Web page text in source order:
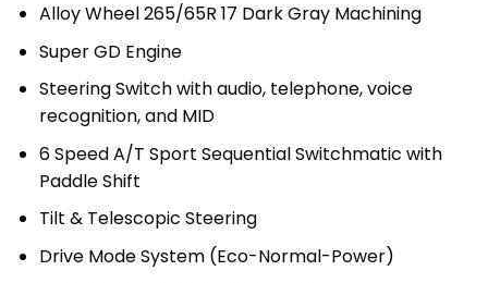
Alloy Wheel 265/65R 17 Dark Gray Machining
Super GD Engine
Steering Switch with audio, telephone, voice
recognition, and MID
6 Speed A/T Sport Sequential Switchmatic with
Paddle Shift
Tilt & Telescopic Steering
Drive Mode System (Eco-Normal-Power)